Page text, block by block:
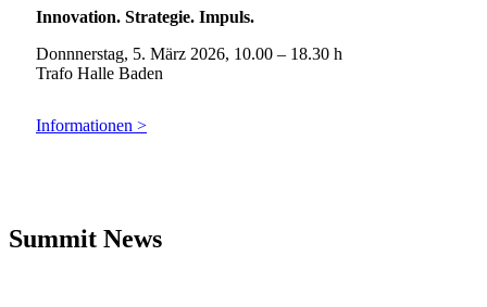
Innovation. Strategie. Impuls.
Donnnerstag, 5. März 2026, 10.00 – 18.30 h
Trafo Halle Baden
Informationen >
Summit News